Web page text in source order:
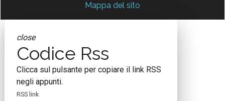
Mappa del sito
close
Codice Rss
Clicca sul pulsante per copiare il link RSS
negli appunti.
RSS link